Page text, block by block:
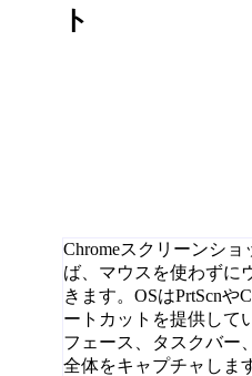
ト
Chromeスクリーンシ
ば、マウスを使わずに
きます。OSはPrtScnや
ートカットを提供して
フェース、タスクバー
全体をキャプチャしま